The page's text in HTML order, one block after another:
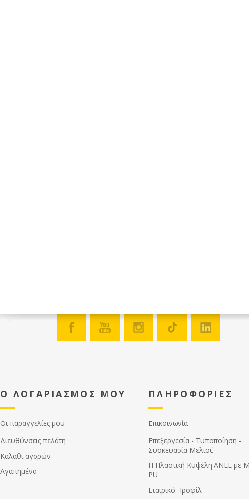
Ο ΛΟΓΑΡΙΑΣΜΟΣ ΜΟΥ
Οι παραγγελίες μου
Διευθύνσεις πελάτη
Καλάθι αγορών
Αγαπημένα
ΠΛΗΡΟΦΟΡΙΕΣ
Επικοινωνία
Επεξεργασία - Τυποποίηση -
Συσκευασία Μελιού
Η Πλαστική Κυψέλη ANEL με
PU
Εταιρικό Προφίλ